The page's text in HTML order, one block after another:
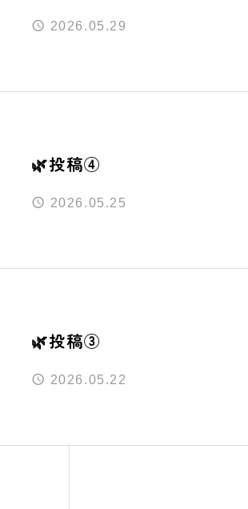
2026.05.29
🌿投稿④
2026.05.25
🌿投稿③
2026.05.22